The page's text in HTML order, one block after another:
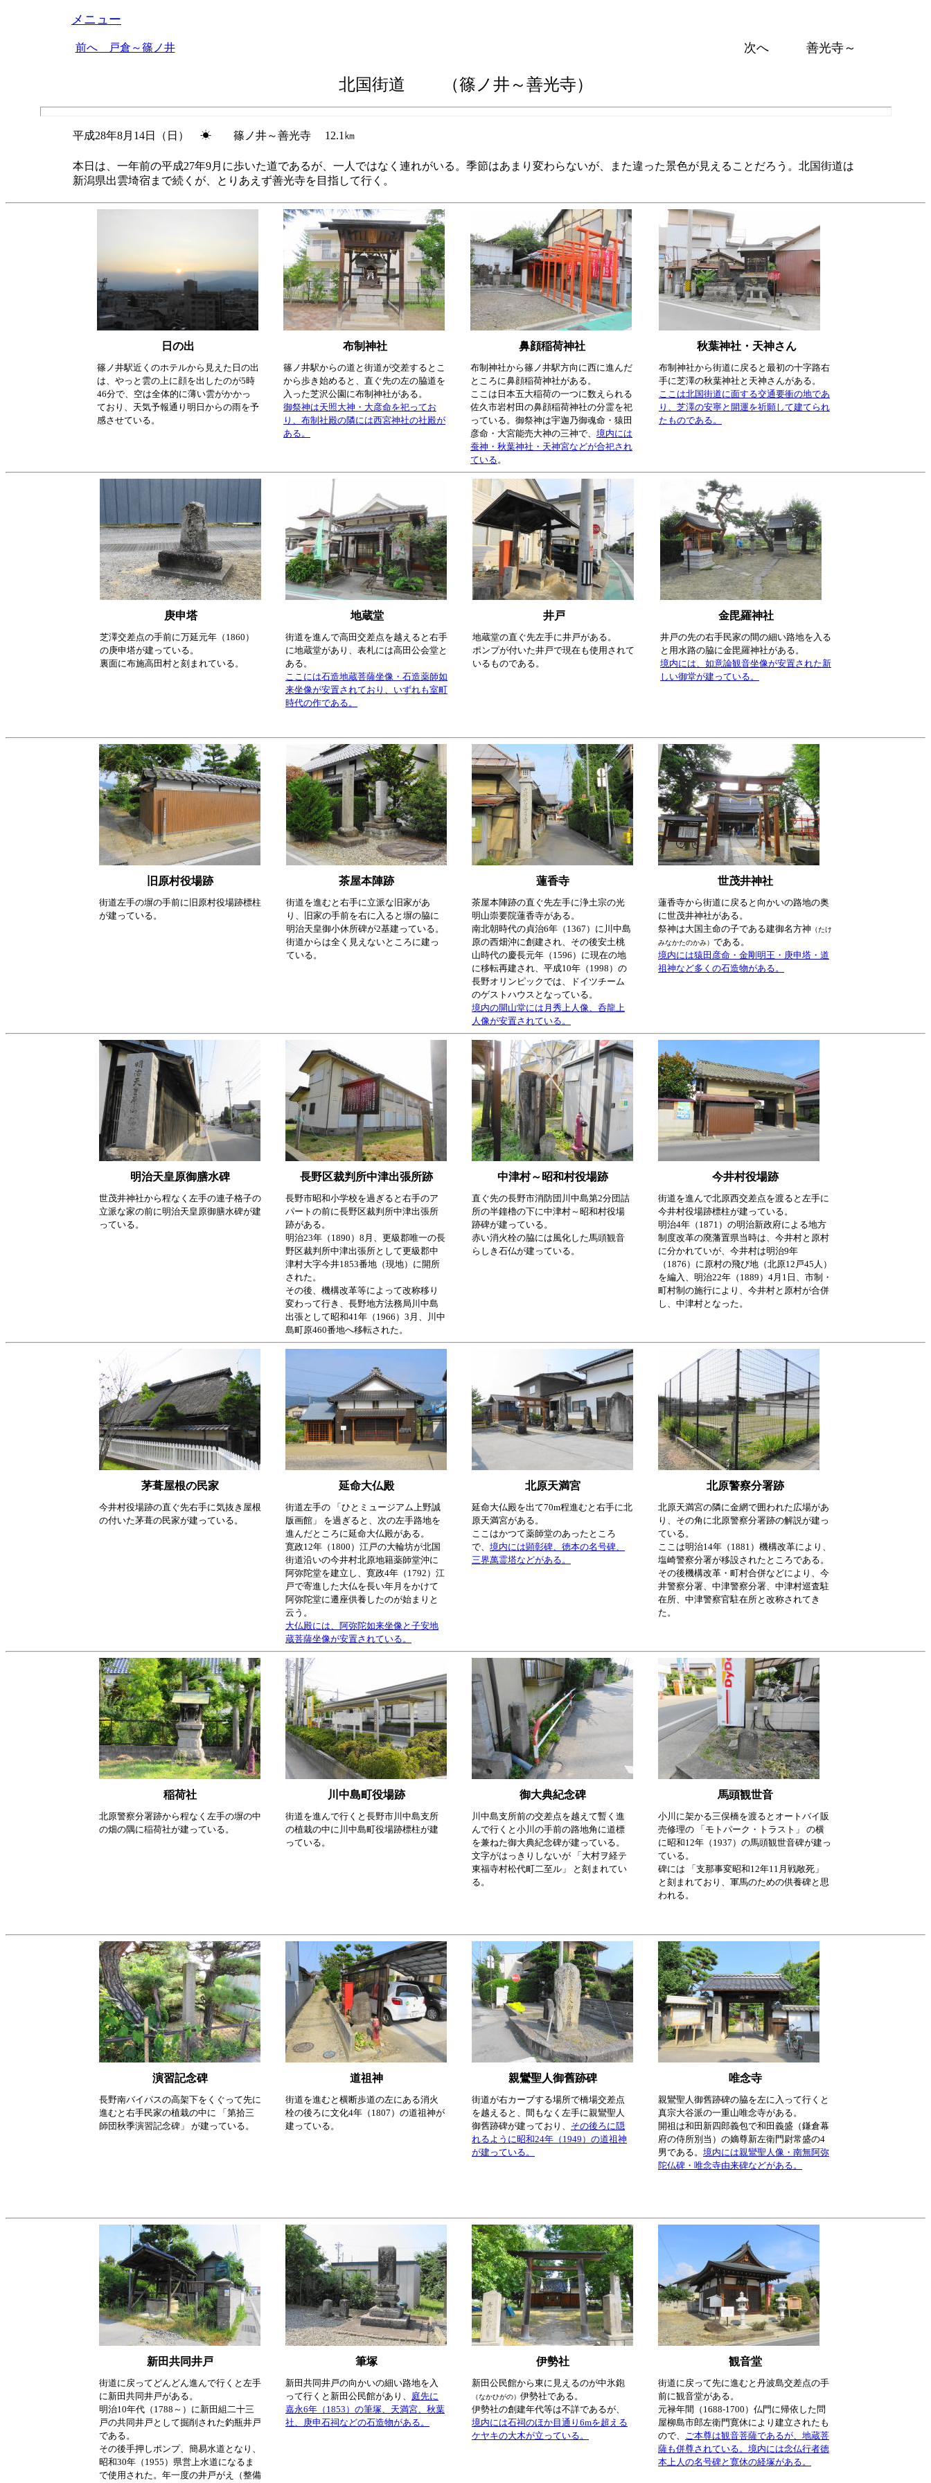
メニュー
前へ 戸倉～篠ノ井 次へ 善光寺～
北国街道 （篠ノ井～善光寺）
平成28年8月14日（日） ☀ 篠ノ井～善光寺 12.1㎞
本日は、一年前の平成27年9月に歩いた道であるが、一人ではなく連れがいる。季節はあまり変わらないが、また違った景色が見えることだろう。北国街道は
新潟県出雲埼宿まで続くが、とりあえず善光寺を目指して行く。
日の出 布制神社 鼻顔稲荷神社 秋葉神社・天神さん
篠ノ井駅近くのホテルから見えた日の出
は、やっと雲の上に顔を出したのが5時
46分で、空は全体的に薄い雲がかかっ
ており、天気予報通り明日からの雨を予
感させている。
篠ノ井駅からの道と街道が交差するとこ
から歩き始めると、直ぐ先の左の脇道を
入った芝沢公園に布制神社がある。
御祭神は天照大神・大彦命を祀ってお
り、布制社殿の隣には西宮神社の社殿が
ある。
布制神社から篠ノ井駅方向に西に進んだ
ところに鼻顔稲荷神社がある。
ここは日本五大稲荷の一つに数えられる
佐久市岩村田の鼻顔稲荷神社の分霊を祀
っている。御祭神は宇迦乃御魂命・猿田
彦命・大宮能売大神の三神で、 境内には
蚕神・秋葉神社・天神宮などが合祀され
ている。
布制神社から街道に戻ると最初の十字路右
手に芝澤の秋葉神社と天神さんがある。
ここは北国街道に面する交通要衝の地であ
り、芝澤の安寧と開運を祈願して建てられ
たものである。
庚申塔 地蔵堂 井戸 金毘羅神社
芝澤交差点の手前に万延元年（1860）
の庚申塔が建っている。
裏面に布施高田村と刻まれている。
街道を進んで高田交差点を越えると右手
に地蔵堂があり、表札には高田公会堂と
ある。
ここには石造地蔵菩薩坐像・石造薬師如
来坐像が安置されており、いずれも室町
時代の作である。
地蔵堂の直ぐ先左手に井戸がある。
ポンプが付いた井戸で現在も使用されて
いるものである。
井戸の先の右手民家の間の細い路地を入る
と用水路の脇に金毘羅神社がある。
境内には、如意論観音坐像が安置された新
しい御堂が建っている。
旧原村役場跡 茶屋本陣跡 蓮香寺 世茂井神社
街道左手の塀の手前に旧原村役場跡標柱
が建っている。
街道を進むと右手に立派な旧家があ
り、旧家の手前を右に入ると塀の脇に
明治天皇御小休所碑が2基建っている。
街道からは全く見えないところに建っ
ている。
茶屋本陣跡の直ぐ先左手に浄土宗の光
明山崇要院蓮香寺がある。
南北朝時代の貞治6年（1367）に川中島
原の西畑沖に創建され、その後安土桃
山時代の慶長元年（1596）に現在の地
に移転再建され、平成10年（1998）の
長野オリンピックでは、ドイツチーム
のゲストハウスとなっている。
境内の開山堂には月秀上人像、呑龍上
人像が安置されている。
蓮香寺から街道に戻ると向かいの路地の奥
に世茂井神社がある。
祭神は大国主命の子である建御名方神 （たけ
みなかたのかみ） である。
境内には猿田彦命・金剛明王・庚申塔・道
祖神など多くの石造物がある。
明治天皇原御膳水碑 長野区裁判所中津出張所跡 中津村～昭和村役場跡 今井村役場跡
世茂井神社から程なく左手の連子格子の
立派な家の前に明治天皇原御膳水碑が建
っている。
長野市昭和小学校を過ぎると右手のア
パートの前に長野区裁判所中津出張所
跡がある。
明治23年（1890）8月、更級郡唯一の長
野区裁判所中津出張所として更級郡中
津村大字今井1853番地（現地）に開所
された。
その後、機構改革等によって改称移り
変わって行き、長野地方法務局川中島
出張として昭和41年（1966）3月、川中
島町原460番地へ移転された。
直ぐ先の長野市消防団川中島第2分団詰
所の半鐘櫓の下に中津村～昭和村役場
跡碑が建っている。
赤い消火栓の脇には風化した馬頭観音
らしき石仏が建っている。
街道を進んで北原西交差点を渡ると左手に
今井村役場跡標柱が建っている。
明治4年（1871）の明治新政府による地方
制度改革の廃藩置県当時は、今井村と原村
に分かれていが、今井村は明治9年
（1876）に原村の飛び地（北原12戸45人）
を編入、明治22年（1889）4月1日、市制・
町村制の施行により、今井村と原村が合併
し、中津村となった。
茅葺屋根の民家 延命大仏殿 北原天満宮 北原警察分署跡
今井村役場跡の直ぐ先右手に気抜き屋根
の付いた茅葺の民家が建っている。
街道左手の 「ひとミュージアム上野誠
版画館」 を過ぎると、次の左手路地を
進んだところに延命大仏殿がある。
寛政12年（1800）江戸の大輪坊が北国
街道沿いの今井村北原地籍薬師堂沖に
阿弥陀堂を建立し、寛政4年（1792）江
戸で寄進した大仏を長い年月をかけて
阿弥陀堂に遷座供養したのが始まりと
云う。
大仏殿には、阿弥陀如来坐像と子安地
蔵菩薩坐像が安置されている。
延命大仏殿を出て70m程進むと右手に北
原天満宮がある。
ここはかつて薬師堂のあったところ
で、 境内には顕彰碑、徳本の名号碑、
三界萬霊塔などがある。
北原天満宮の隣に金網で囲われた広場があ
り、その角に北原警察分署跡の解説が建っ
ている。
ここは明治14年（1881）機構改革により、
塩崎警察分署が移設されたところである。
その後機構改革・町村合併などにより、今
井警察分署、中津警察分署、中津村巡査駐
在所、中津警察官駐在所と改称されてき
た。
稲荷社 川中島町役場跡 御大典紀念碑 馬頭観世音
北原警察分署跡から程なく左手の塀の中
の畑の隅に稲荷社が建っている。
街道を進んで行くと長野市川中島支所
の植栽の中に川中島町役場跡標柱が建
っている。
川中島支所前の交差点を越えて暫く進
んで行くと小川の手前の路地角に道標
を兼ねた御大典紀念碑が建っている。
文字がはっきりしないが 「大村ヲ経テ
東福寺村松代町二至ル」 と刻まれてい
る。
小川に架かる三俣橋を渡るとオートバイ販
売修理の 「モトパーク・トラスト」 の横
に昭和12年（1937）の馬頭観世音碑が建っ
ている。
碑には 「支那事変昭和12年11月戦敞死」
と刻まれており、軍馬のための供養碑と思
われる。
演習記念碑 道祖神 親鸞聖人御舊跡碑 唯念寺
長野南バイパスの高架下をくぐって先に
進むと右手民家の植栽の中に 「第拾三
師団秋季演習記念碑」 が建っている。
街道を進むと横断歩道の左にある消火
栓の後ろに文化4年（1807）の道祖神が
建っている。
街道が右カーブする場所で橋場交差点
を越えると、間もなく左手に親鸞聖人
御舊跡碑が建っており、 その後ろに隠
れるように昭和24年（1949）の道祖神
が建っている。
親鸞聖人御舊跡碑の脇を左に入って行くと
真宗大谷派の一重山唯念寺がある。
開祖は和田新四郎義包で和田義盛（鎌倉幕
府の侍所別当）の嫡尊新左衛門尉常盛の4
男である。 境内には親鸞聖人像・南無阿弥
陀仏碑・唯念寺由来碑などがある。
新田共同井戸 筆塚 伊勢社 観音堂
街道に戻ってどんどん進んで行くと左手
に新田共同井戸がある。
明治10年代（1788～）に新田組二十三
戸の共同井戸として掘削された釣瓶井戸
である。
その後手押しポンプ、簡易水道となり、
昭和30年（1955）県営上水道になるま
で使用された。年一度の井戸がえ（整備
新田共同井戸の向かいの細い路地を入
って行くと新田公民館があり、 庭先に
嘉永6年（1853）の筆塚、天満宮、秋葉
社、庚申石祠などの石造物がある。
新田公民館から東に見えるのが中氷鉋
（なかひがの） 伊勢社である。
伊勢社の創建年代等は不詳であるが、
境内には石祠のほか目通り6mを超える
ケヤキの大木が立っている。
街道に戻って先に進むと丹波島交差点の手
前に観音堂がある。
元禄年間（1688-1700）仏門に帰依した問
屋柳島市郎左衛門寛休により建立されたも
ので、 ご本尊は観音菩薩であるが、地蔵菩
薩も併尊されている。 境内には念仏行者徳
本上人の名号碑と寛休の経塚がある。